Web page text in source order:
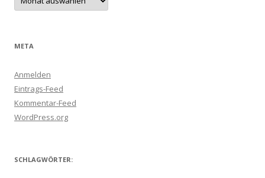
META
Anmelden
Eintrags-Feed
Kommentar-Feed
WordPress.org
SCHLAGWÖRTER: